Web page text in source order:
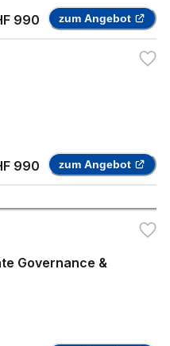
990 zum Angebot
990 zum Angebot
Governance &